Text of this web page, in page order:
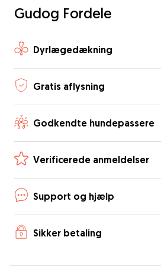
Gudog Fordele
Dyrlægedækning
Gratis aflysning
Godkendte hundepassere
Verificerede anmeldelser
Support og hjælp
Sikker betaling